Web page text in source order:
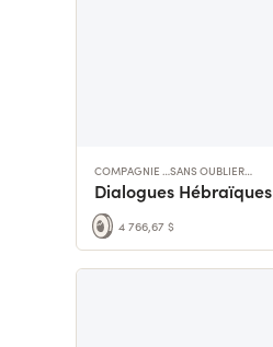
COMPAGNIE …SANS OUBLIER…
Dialogues Hébraïques
4 766,67 $